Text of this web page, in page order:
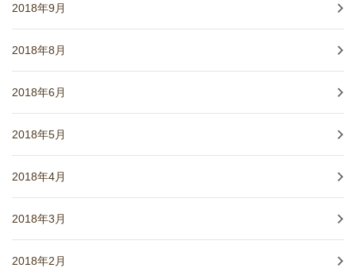
2018年9月
2018年8月
2018年6月
2018年5月
2018年4月
2018年3月
2018年2月